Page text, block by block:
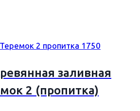
заливная
2 (пропитка)